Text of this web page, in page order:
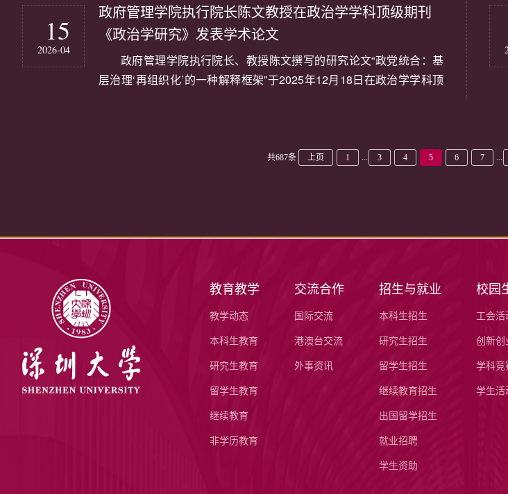
者，杜智华为共同第一作者，深圳大学为论文第一完成单...
15
2026-04
政府管理学院执行院长陈文教授在政治学学科顶级期刊
《政治学研究》发表学术论文
政府管理学院执行院长、教授陈文撰写的研究论文“政党统合：基
层治理‘再组织化’的一种解释框架”于2025年12月18日在政治学学科顶
共687条 上页 1 ... 3 4 5 6 7 ...
教育教学
教学动态
本科生教育
研究生教育
留学生教育
继续教育
非学历教育
交流合作
国际交流
港澳台交流
外事资讯
招生与就业
本科生招生
研究生招生
留学生招生
继续教育招生
出国留学招生
就业招聘
学生资助
校园
工会活
创新创
学科竞
学生活